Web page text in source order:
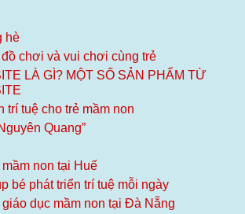
hè
chơi và vui chơi cùng trẻ
LÀ GÌ? MỘT SỐ SẢN PHẨM TỪ
trí tuệ cho trẻ mầm non
Quang”
non tại Huế
bé phát triển trí tuệ mỗi ngày
dục mầm non tại Đà Nẵng